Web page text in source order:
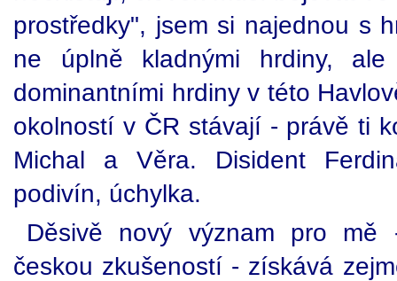
prostředky", jsem si najednou s
ne úplně kladnými hrdiny,
dominantními hrdiny v této
okolností v ČR stávají - právě ti
Michal a Věra. Disident
podivín, úchylka.
Děsivě nový význam pro
českou zkušeností - získává